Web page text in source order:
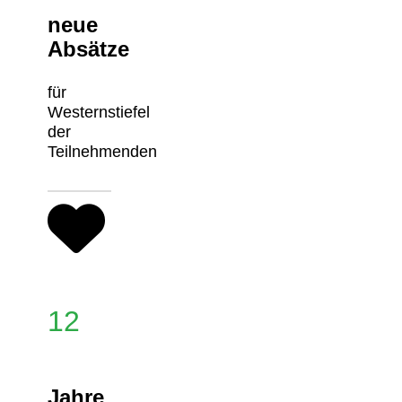
neue
Absätze
für
Westernstiefel
der
Teilnehmenden
12